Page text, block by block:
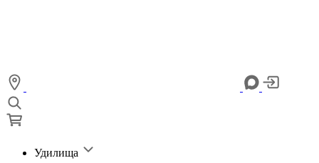
Удилища